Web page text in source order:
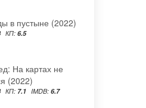
в пустыне (2022)
КП: 6.5
На картах не
(2022)
КП: 7.1 IMDB: 6.7